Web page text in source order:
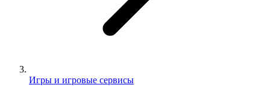
Игры и игровые сервисы